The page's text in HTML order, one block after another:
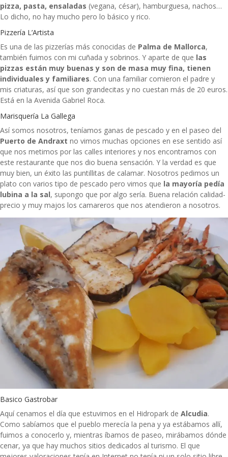
pizza, pasta, ensaladas (vegana, césar), hamburguesa, nachos…
Lo dicho, no hay mucho pero lo básico y rico.
Pizzería L’Artista
Es una de las pizzerías más conocidas de Palma de Mallorca,
también fuimos con mi cuñada y sobrinos. Y aparte de que las
pizzas están muy buenas y son de masa muy fina, tienen
individuales y familiares. Con una familiar comieron el padre y
mis criaturas, así que son grandecitas y no cuestan más de 20 euros.
Está en la Avenida Gabriel Roca.
Marisquería La Gallega
Así somos nosotros, teníamos ganas de pescado y en el paseo del
Puerto de Andraxt no vimos muchas opciones en ese sentido así
que nos metimos por las calles interiores y nos encontramos con
este restaurante que nos dio buena sensación. Y la verdad es que
muy bien, un éxito las puntillitas de calamar. Nosotros pedimos un
plato con varios tipo de pescado pero vimos que la mayoría pedía
lubina a la sal, supongo que por algo sería. Buena relación calidad-
precio y muy majos los camareros que nos atendieron a nosotros.
Basico Gastrobar
Aquí cenamos el día que estuvimos en el Hidropark de Alcudia.
Como sabíamos que el pueblo merecía la pena y ya estábamos allí,
fuimos a conocerlo y, mientras íbamos de paseo, mirábamos dónde
cenar, ya que hay muchos sitios dedicados al turismo. El que